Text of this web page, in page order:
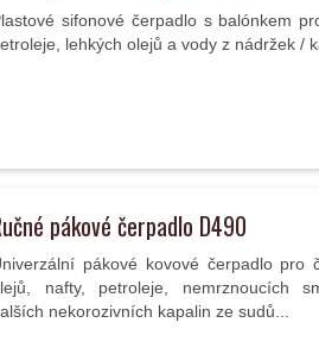
sifonové čerpadlo s balónkem
lehkých olejů a vody z nádržek /
pákové čerpadlo D490
pákové kovové čerpadlo pro
nafty, petroleje, nemrznoucích
nekorozivních kapalin ze sudů...